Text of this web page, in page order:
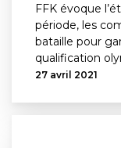
FFK évoque
période, les
bataille pour
qualification
27 avril 2021